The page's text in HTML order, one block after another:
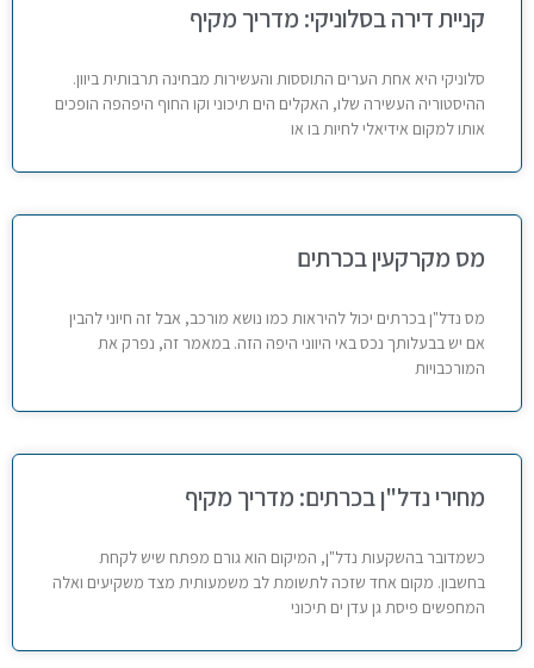
קניית דירה בסלוניקי: מדריך מקיף
סלוניקי היא אחת הערים התוססות והעשירות מבחינה תרבותית ביוון.
ההיסטוריה העשירה שלו, האקלים הים תיכוני וקו החוף היפהפה הופכים
אותו למקום אידיאלי לחיות בו או
מס מקרקעין בכרתים
מס נדל"ן בכרתים יכול להיראות כמו נושא מורכב, אבל זה חיוני להבין
אם יש בבעלותך נכס באי היווני היפה הזה. במאמר זה, נפרק את
המורכבויות
מחירי נדל"ן בכרתים: מדריך מקיף
כשמדובר בהשקעות נדל"ן, המיקום הוא גורם מפתח שיש לקחת
בחשבון. מקום אחד שזכה לתשומת לב משמעותית מצד משקיעים ואלה
המחפשים פיסת גן עדן ים תיכוני